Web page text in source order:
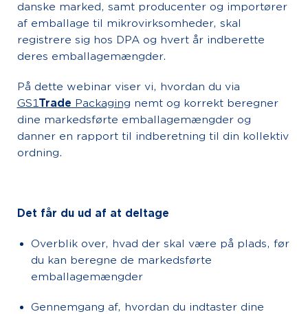
danske marked, samt producenter og importører
af emballage til mikrovirksomheder, skal
registrere sig hos DPA og hvert år indberette
deres emballagemængder.
På dette webinar viser vi, hvordan du via
GS1Trade Packaging nemt og korrekt beregner
dine markedsførte emballagemængder og
danner en rapport til indberetning til din kollektiv
ordning.
Det får du ud af at deltage
Overblik over, hvad der skal være på plads, før
du kan beregne de markedsførte
emballagemængder
Gennemgang af, hvordan du indtaster dine